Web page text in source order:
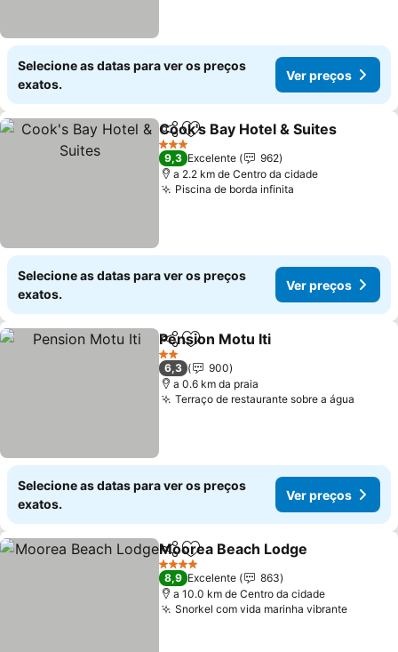
Selecione as datas para ver os preços
exatos.
Ver preços
PartilharAdicionar aos favoritos
Cook's Bay Hotel & Suites
3 Estrelas
9,3 Excelente
962
a 2.2 km de Centro da cidade
Piscina de borda infinita
Selecione as datas para ver os preços
exatos.
Ver preços
PartilharAdicionar aos favoritos
Pension Motu Iti
2 Estrelas
6,3
900
a 0.6 km da praia
Terraço de restaurante sobre a água
Selecione as datas para ver os preços
exatos.
Ver preços
PartilharAdicionar aos favoritos
Moorea Beach Lodge
4 Estrelas
8,9 Excelente
863
a 10.0 km de Centro da cidade
Snorkel com vida marinha vibrante